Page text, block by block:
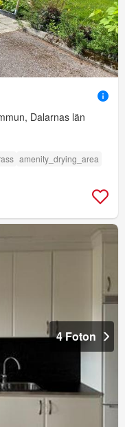
Dalarnas län
amenity_drying_area
4 Foton